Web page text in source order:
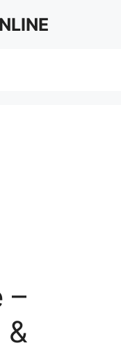
–